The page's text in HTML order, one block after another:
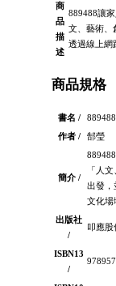
商
品
描
述
889488讓
文、藝術、
透過線上網
商品規格
書名 /
作者 /
郜瑩
簡介 /
「人
出發，
文化場
出版社
/
叩應股
ISBN13
/